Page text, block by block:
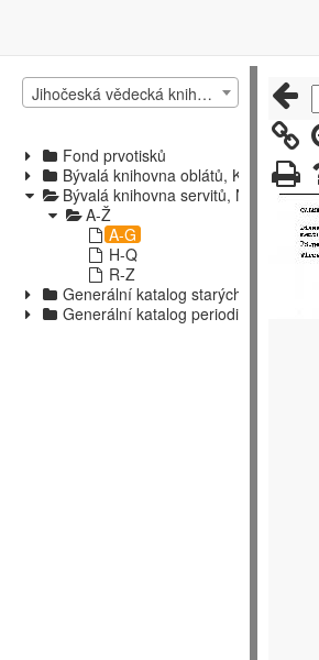
Jihočeská vědecká knihovna v Českých Budějovicích
Fond prvotisků
Bývalá knihovna oblátů, Kájov
Bývalá knihovna servitů, Nové Hrady
A-Ž
A-G
H-Q
R-Z
Generální katalog starých tisků
Generální katalog periodik